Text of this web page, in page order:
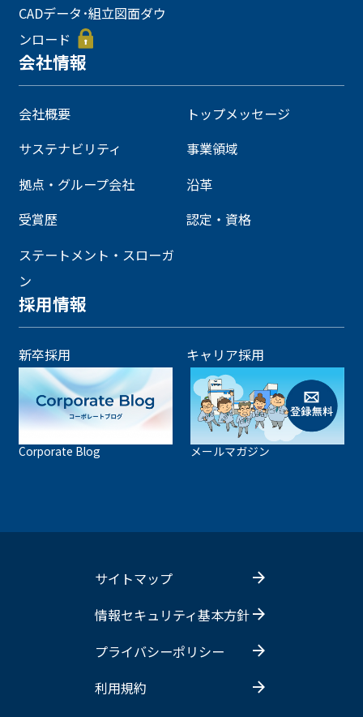
CADデータ･組立図面ダウ
ンロード
会社情報
会社概要
トップメッセージ
サステナビリティ
事業領域
拠点・グループ会社
沿革
受賞歴
認定・資格
ステートメント・スローガ
ン
採用情報
新卒採用 キャリア採用
Corporate Blog メールマガジン
サイトマップ
情報セキュリティ基本方針
プライバシーポリシー
利用規約